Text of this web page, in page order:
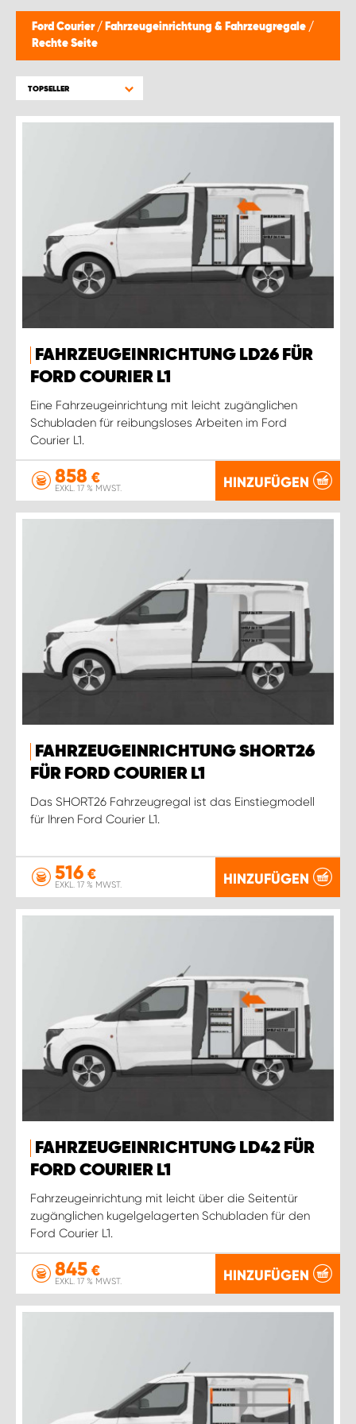
Ford Courier / Fahrzeugeinrichtung & Fahrzeugregale /
Rechte Seite
TOPSELLER
FAHRZEUGEINRICHTUNG LD26 FÜR
FORD COURIER L1
Eine Fahrzeugeinrichtung mit leicht zugänglichen
Schubladen für reibungsloses Arbeiten im Ford
Courier L1.
858 €
EXKL. 17 % MWST. HINZUFÜGEN
FAHRZEUGEINRICHTUNG SHORT26
FÜR FORD COURIER L1
Das SHORT26 Fahrzeugregal ist das Einstiegmodell
für Ihren Ford Courier L1.
516 €
EXKL. 17 % MWST. HINZUFÜGEN
FAHRZEUGEINRICHTUNG LD42 FÜR
FORD COURIER L1
Fahrzeugeinrichtung mit leicht über die Seitentür
zugänglichen kugelgelagerten Schubladen für den
Ford Courier L1.
845 €
EXKL. 17 % MWST. HINZUFÜGEN